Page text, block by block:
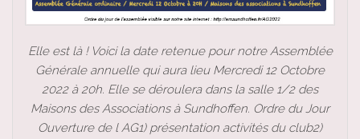
Elle est là ! Voici la date retenue pour notre Assemblée
Générale annuelle qui aura lieu Mercredi 12 Octobre
2022 à 20h. Elle se déroulera dans la salle 1/2 des
Maisons des Associations à Sundhoffen. Ordre du Jour
Ouverture de l AG1) présentation activités du club2)